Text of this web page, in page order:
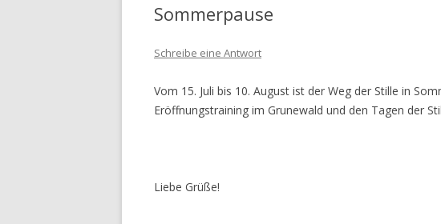
Sommerpause
Schreibe eine Antwort
Vom 15. Juli bis 10. August ist der Weg der Stille in
Eröffnungstraining im Grunewald und den Tagen der
Liebe Grüße!